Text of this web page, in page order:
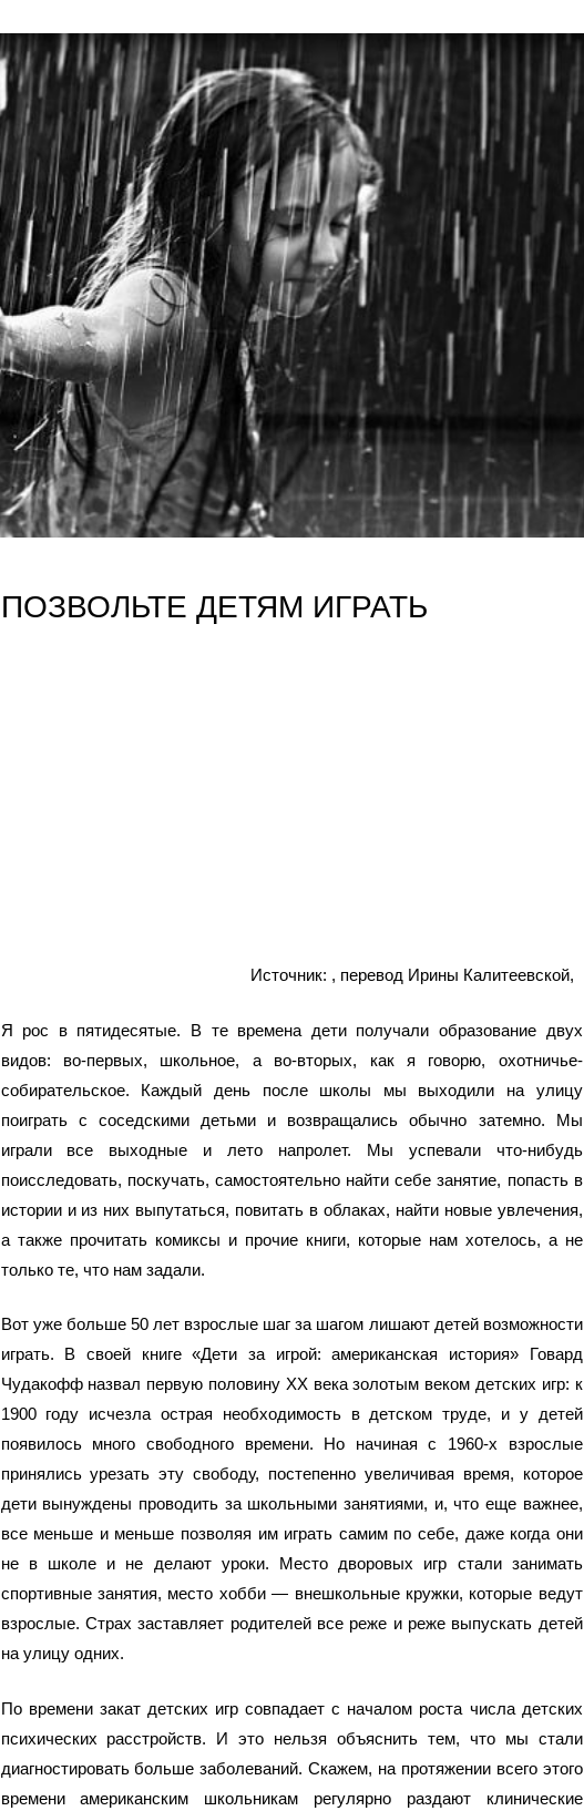
ПОЗВОЛЬТЕ ДЕТЯМ ИГРАТЬ
Источник: , перевод Ирины Калитеевской,
Я рос в пятидесятые. В те времена дети получали образование двух
видов: во-первых, школьное, а во-вторых, как я говорю, охотничье-
собирательское. Каждый день после школы мы выходили на улицу
поиграть с соседскими детьми и возвращались обычно затемно. Мы
играли все выходные и лето напролет. Мы успевали что-нибудь
поисследовать, поскучать, самостоятельно найти себе занятие, попасть в
истории и из них выпутаться, повитать в облаках, найти новые увлечения,
а также прочитать комиксы и прочие книги, которые нам хотелось, а не
только те, что нам задали.
Вот уже больше 50 лет взрослые шаг за шагом лишают детей возможности
играть. В своей книге «Дети за игрой: американская история» Говард
Чудакофф назвал первую половину XX века золотым веком детских игр: к
1900 году исчезла острая необходимость в детском труде, и у детей
появилось много свободного времени. Но начиная с 1960-х взрослые
принялись урезать эту свободу, постепенно увеличивая время, которое
дети вынуждены проводить за школьными занятиями, и, что еще важнее,
все меньше и меньше позволяя им играть самим по себе, даже когда они
не в школе и не делают уроки. Место дворовых игр стали занимать
спортивные занятия, место хобби — внешкольные кружки, которые ведут
взрослые. Страх заставляет родителей все реже и реже выпускать детей
на улицу одних.
По времени закат детских игр совпадает с началом роста числа детских
психических расстройств. И это нельзя объяснить тем, что мы стали
диагностировать больше заболеваний. Скажем, на протяжении всего этого
времени американским школьникам регулярно раздают клинические